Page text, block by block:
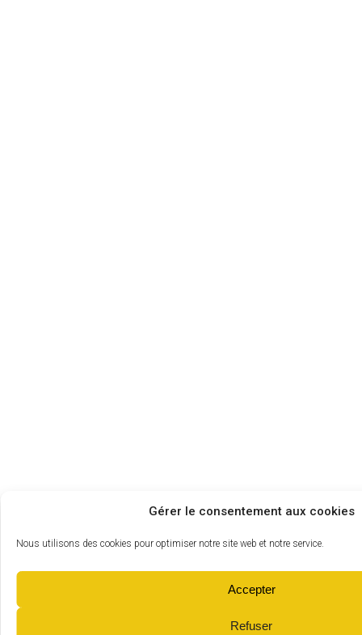
Gérer le consentement aux cookies
Nous utilisons des cookies pour optimiser notre site web et notre service.
Accepter
Refuser